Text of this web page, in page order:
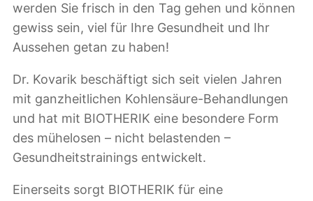
werden Sie frisch in den Tag gehen und können
gewiss sein, viel für Ihre Gesundheit und Ihr
Aussehen getan zu haben!
Dr. Kovarik beschäftigt sich seit vielen Jahren
mit ganzheitlichen Kohlensäure-Behandlungen
und hat mit BIOTHERIK eine besondere Form
des mühelosen – nicht belastenden –
Gesundheitstrainings entwickelt.
Einerseits sorgt BIOTHERIK für eine